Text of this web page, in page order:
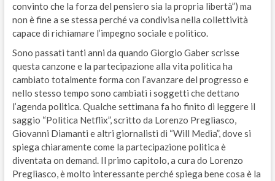
convinto che la forza del pensiero sia la propria libertà”) ma
non è fine a se stessa perché va condivisa nella collettività
capace di richiamare l’impegno sociale e politico.
Sono passati tanti anni da quando Giorgio Gaber scrisse
questa canzone e la partecipazione alla vita politica ha
cambiato totalmente forma con l’avanzare del progresso e
nello stesso tempo sono cambiati i soggetti che dettano
l’agenda politica. Qualche settimana fa ho finito di leggere il
saggio “Politica Netflix”, scritto da Lorenzo Pregliasco,
Giovanni Diamanti e altri giornalisti di “Will Media”, dove si
spiega chiaramente come la partecipazione politica è
diventata on demand. Il primo capitolo, a cura do Lorenzo
Pregliasco, è molto interessante perché spiega bene cosa è la